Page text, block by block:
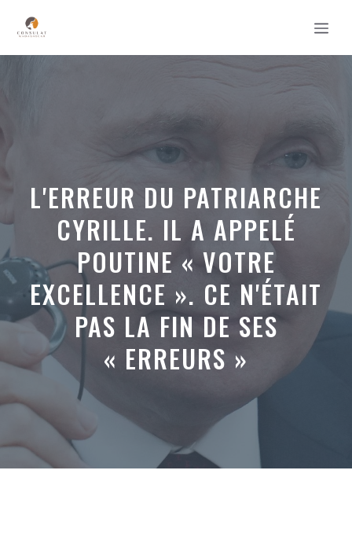
contenu
L'ERREUR DU PATRIARCHE
CYRILLE. IL A APPELÉ
POUTINE « VOTRE
EXCELLENCE ». CE N'ÉTAIT
PAS LA FIN DE SES
« ERREURS »